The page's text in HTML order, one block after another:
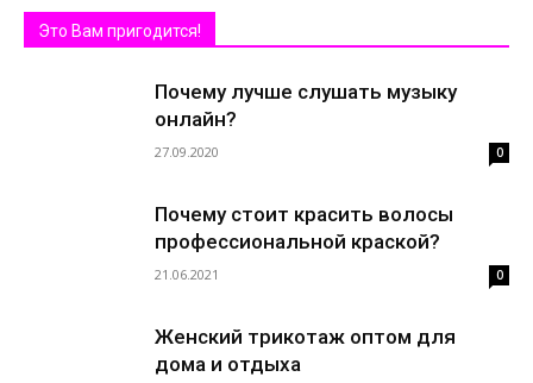
Это Вам пригодится!
Почему лучше слушать музыку
онлайн?
27.09.2020 0
Почему стоит красить волосы
профессиональной краской?
21.06.2021 0
Женский трикотаж оптом для
дома и отдыха